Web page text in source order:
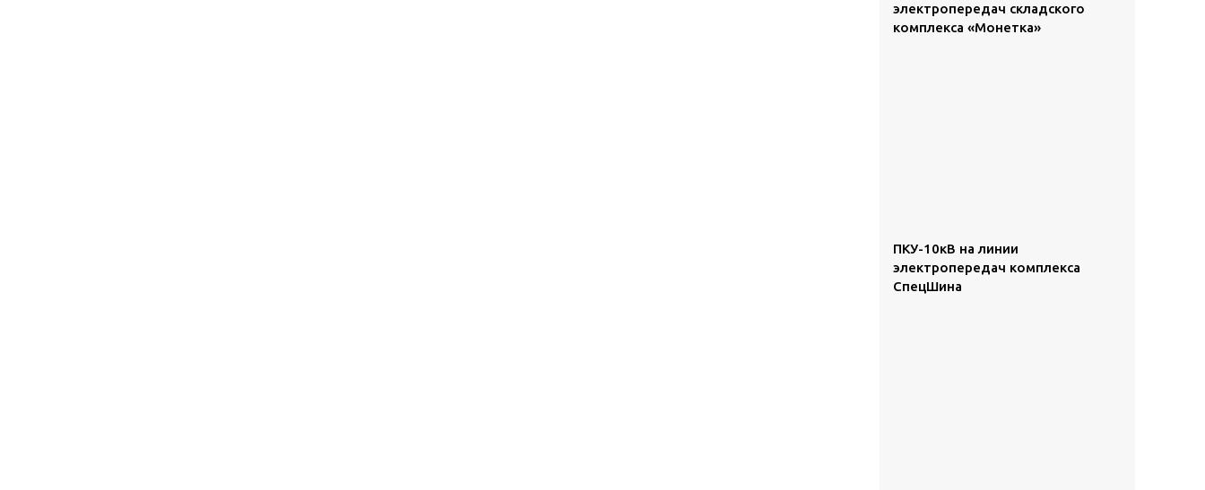
электропередач складского
комплекса «Монетка»
ПКУ-10кВ на линии
электропередач комплекса
СпецШина